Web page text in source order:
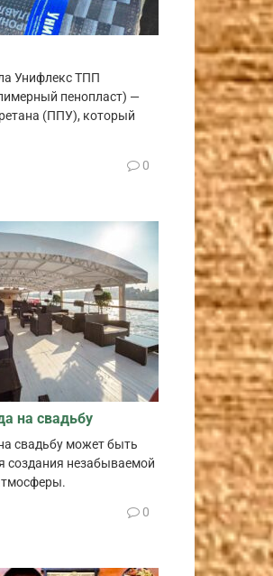
Унифлекс ТПП
пенопласт) —
(ППУ), который
0
на свадьбу
свадьбу может быть
создания незабываемой
0